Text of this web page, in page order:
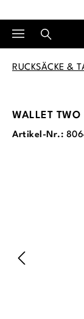
RUCKSÄCKE &
WALLET TWO
Artikel-Nr.: